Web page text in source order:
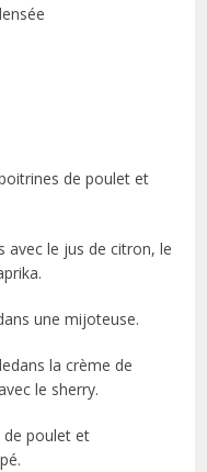
de poulet et
avec le jus de citron, le
une mijoteuse.
la crème de
le sherry.
de poulet et